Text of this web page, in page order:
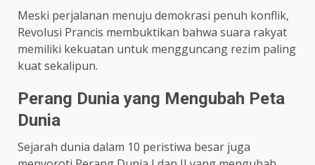
Meski perjalanan menuju demokrasi penuh konflik,
Revolusi Prancis membuktikan bahwa suara rakyat
memiliki kekuatan untuk mengguncang rezim paling
kuat sekalipun.
Perang Dunia yang Mengubah Peta
Dunia
Sejarah dunia dalam 10 peristiwa besar juga